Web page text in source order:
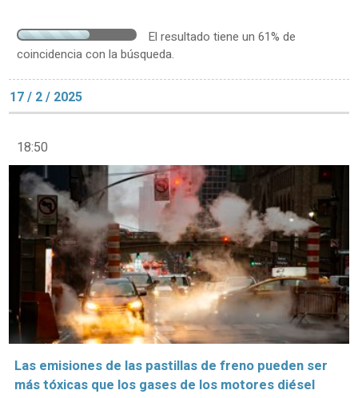
El resultado tiene un 61% de
coincidencia con la búsqueda.
17 / 2 / 2025
18:50
Las emisiones de las pastillas de freno pueden ser
más tóxicas que los gases de los motores diésel